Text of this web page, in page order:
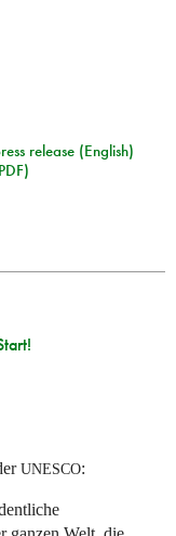
release (English)
UNESCO: